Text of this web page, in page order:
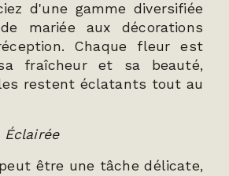
d'une gamme diversifiée
mariée aux décorations
Chaque fleur est
fraîcheur et sa beauté,
restent éclatants tout au
être une tâche délicate,